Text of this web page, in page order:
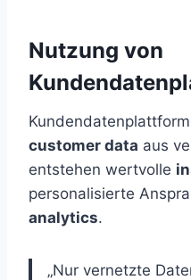
Nutzung von
customer data aus
entstehen wertvolle
personalisierte
analytics.
„Nur vernetzte